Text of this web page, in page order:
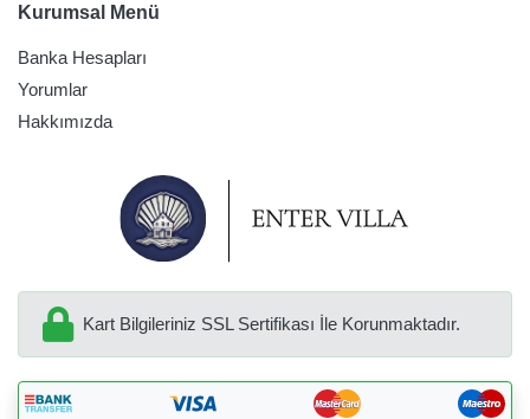
Kurumsal Menü
Banka Hesapları
Yorumlar
Hakkımızda
Kart Bilgileriniz SSL Sertifikası İle Korunmaktadır.